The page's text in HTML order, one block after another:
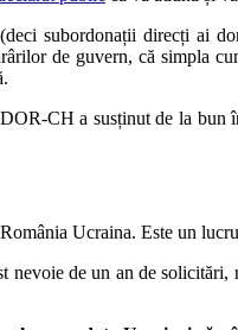
subordonații direcți ai
de guvern, că simpla
CH a susținut de la
Ucraina. Este un
nevoie de un an de